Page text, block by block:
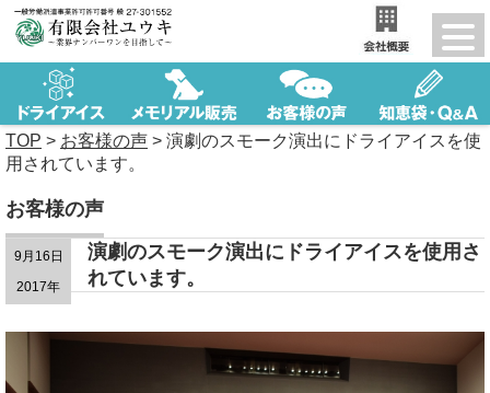
TOP > お客様の声 > 演劇のスモーク演出にドライアイスを使
用されています。
お客様の声
9月16日
2017年
演劇のスモーク演出にドライアイスを使用さ
れています。